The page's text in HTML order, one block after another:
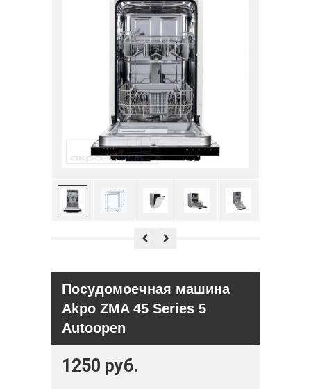
Посудомоечная машина
Akpo ZMA 45 Series 5
Autoopen
1250 руб.